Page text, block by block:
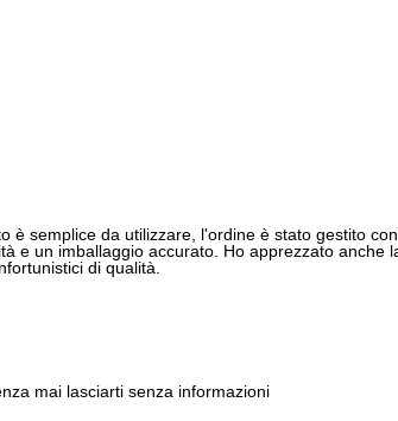
semplice da utilizzare, l'ordine è stato gestito
un imballaggio accurato. Ho apprezzato anche
di qualità.
mai lasciarti senza informazioni